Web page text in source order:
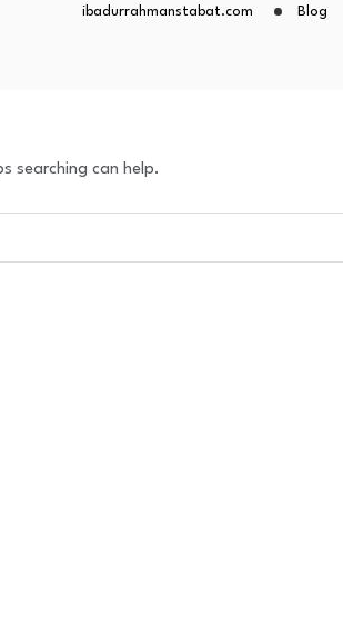
–…ibadurrahmanstabat.com Blog
searching can help.